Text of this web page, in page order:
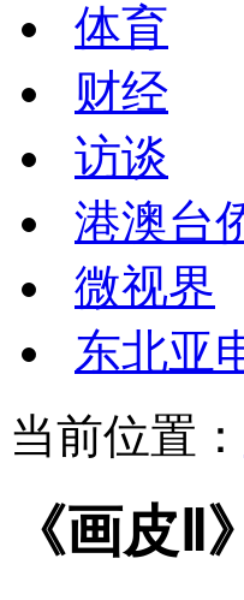
体育
财经
访谈
港澳台
微视界
东北亚
当前位置：
《画皮